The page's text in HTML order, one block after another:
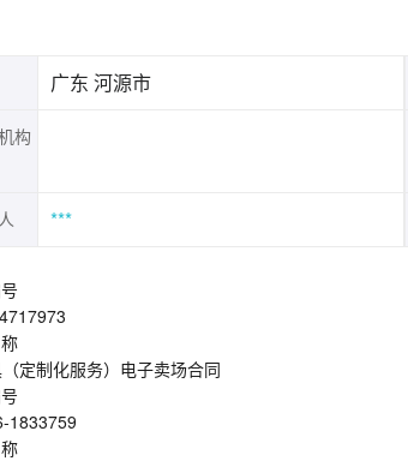
广东 河源市
构
***
定制化服务）电子卖场合同
1833759